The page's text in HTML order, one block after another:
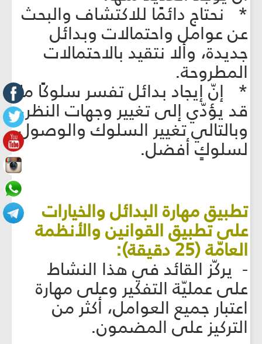
* نحتاج دائمًا للاكتشاف والبحث
عن عوامل واحتمالات وبدائل
جديدة، وألا نتقيد بالاحتمالات
المطروحة.
* إنّ إيجاد بدائل تفسر سلوكًا ما
قد يؤدّي إلى تغيير وجهات النظر،
وبالتالي تغيير السلوك والوصول
لسلوكٍ أفضل.
تطبيق مهارة البدائل والخيارات
على تطبيق القوانين والأنظمة
العامّة (25 دقيقة):
- يركّز القائد في هذا النشاط
على عمليّة التفكير وعلى مهارة
اعتبار جميع العوامل، أكثر من
التركيز على المضمون.